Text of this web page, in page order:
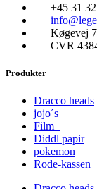
+45 31
Køgevej
CVR
Produkter
Dracco heads
jojo´s
Film
Diddl papir
pokemon
Rode-kassen